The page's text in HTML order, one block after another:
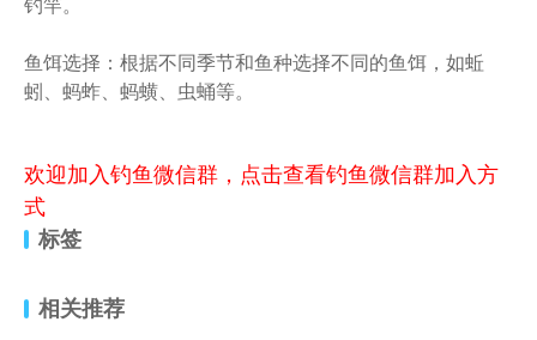
钓竿。
鱼饵选择：根据不同季节和鱼种选择不同的鱼饵，如蚯
蚓、蚂蚱、蚂蟥、虫蛹等。
欢迎加入钓鱼微信群，点击查看钓鱼微信群加入方
式
标签
相关推荐